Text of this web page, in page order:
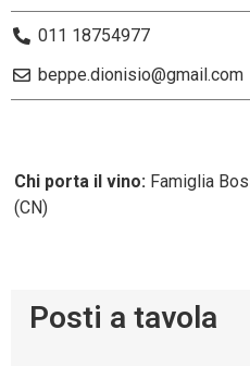
011 18754977
beppe.dionisio@gmail.com
Chi porta il vino: Famiglia
(CN)
Posti a tavola